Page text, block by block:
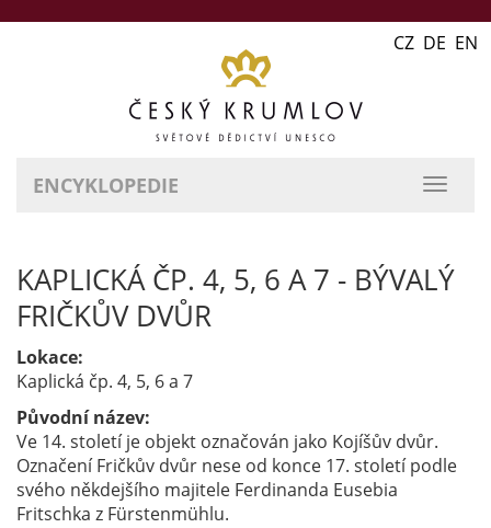
CZ DE EN
ENCYKLOPEDIE
KAPLICKÁ ČP. 4, 5, 6 A 7 - BÝVALÝ
FRIČKŮV DVŮR
Lokace:
Kaplická čp. 4, 5, 6 a 7
Původní název:
Ve 14. století je objekt označován jako Kojíšův dvůr.
Označení Fričkův dvůr nese od konce 17. století podle
svého někdejšího majitele Ferdinanda Eusebia
Fritschka z Fürstenmühlu.